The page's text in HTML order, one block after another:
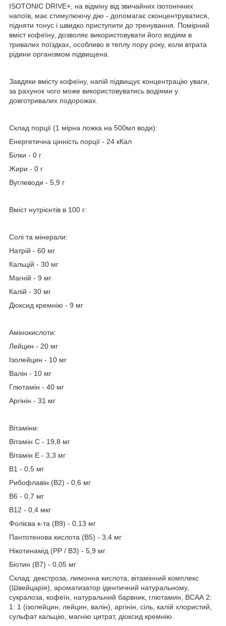
ISOTONIC DRIVE+, на відміну від звичайних ізотонічних
напоїв, має стимулюючу дію - допомагає сконцентруватися,
підняти тонус і швидко приступити до тренування. Помірний
вміст кофеїну, дозволяє використовувати його водіям в
тривалих поїздках, особливо в теплу пору року, коли втрата
рідини організмом підвищена.
Завдяки вмісту кофеїну, напій підвищує концентрацію уваги,
за рахунок чого може використовуватись водіями у
довготривалих подорожах.
Склад порції (1 мірна ложка на 500мл води):
Енергетична цінність порції - 24 кКал
Білки - 0 г
Жири - 0 г
Вуглеводи - 5,9 г
Вміст нутрієнтів в 100 г:
Солі та мінерали:
Натрій - 60 мг
Кальцій - 30 мг
Магній - 9 мг
Калій - 30 мг
Діоксид кремнію - 9 мг
Амінокислоти:
Лейцин - 20 мг
Ізолейцин - 10 мг
Валін - 10 мг
Глютамін - 40 мг
Аргінін - 31 мг
Вітаміни:
Вітамін С - 19,8 мг
Вітамін Е - 3,3 мг
В1 - 0,5 мг
Рибофлавін (В2) - 0,6 мг
В6 - 0,7 мг
В12 - 0,4 мкг
Фолієва к-та (В9) - 0,13 мг
Пантотенова кислота (В5) - 3,4 мг
Нікотинамід (РР / В3) - 5,9 мг
Біотин (В7) - 0,05 мг
Склад: декстроза, лимонна кислота, вітамінний комплекс
(Швейцарія), ароматизатор ідентичний натуральному,
сукралоза, кофеїн, натуральний барвник, глютамин, ВСАА 2:
1: 1 (ізолейцин, лейцин, валін), аргінін, сіль, калій хлористий,
сульфат кальцію, магнію цитрат, діоксид кремнію.